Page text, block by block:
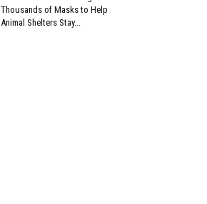
Thousands of Masks to Help
Animal Shelters Stay...